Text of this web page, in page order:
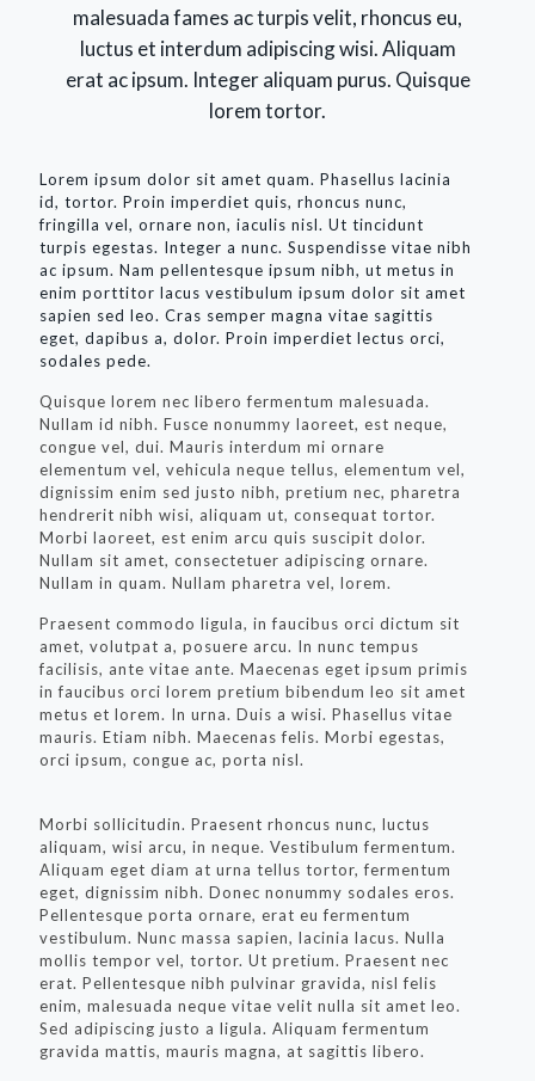
malesuada fames ac turpis velit, rhoncus eu,
luctus et interdum adipiscing wisi. Aliquam
erat ac ipsum. Integer aliquam purus. Quisque
lorem tortor.
Lorem ipsum dolor sit amet quam. Phasellus lacinia
id, tortor. Proin imperdiet quis, rhoncus nunc,
fringilla vel, ornare non, iaculis nisl. Ut tincidunt
turpis egestas. Integer a nunc. Suspendisse vitae nibh
ac ipsum. Nam pellentesque ipsum nibh, ut metus in
enim porttitor lacus vestibulum ipsum dolor sit amet
sapien sed leo. Cras semper magna vitae sagittis
eget, dapibus a, dolor. Proin imperdiet lectus orci,
sodales pede.
Quisque lorem nec libero fermentum malesuada.
Nullam id nibh. Fusce nonummy laoreet, est neque,
congue vel, dui. Mauris interdum mi ornare
elementum vel, vehicula neque tellus, elementum vel,
dignissim enim sed justo nibh, pretium nec, pharetra
hendrerit nibh wisi, aliquam ut, consequat tortor.
Morbi laoreet, est enim arcu quis suscipit dolor.
Nullam sit amet, consectetuer adipiscing ornare.
Nullam in quam. Nullam pharetra vel, lorem.
Praesent commodo ligula, in faucibus orci dictum sit
amet, volutpat a, posuere arcu. In nunc tempus
facilisis, ante vitae ante. Maecenas eget ipsum primis
in faucibus orci lorem pretium bibendum leo sit amet
metus et lorem. In urna. Duis a wisi. Phasellus vitae
mauris. Etiam nibh. Maecenas felis. Morbi egestas,
orci ipsum, congue ac, porta nisl.
Morbi sollicitudin. Praesent rhoncus nunc, luctus
aliquam, wisi arcu, in neque. Vestibulum fermentum.
Aliquam eget diam at urna tellus tortor, fermentum
eget, dignissim nibh. Donec nonummy sodales eros.
Pellentesque porta ornare, erat eu fermentum
vestibulum. Nunc massa sapien, lacinia lacus. Nulla
mollis tempor vel, tortor. Ut pretium. Praesent nec
erat. Pellentesque nibh pulvinar gravida, nisl felis
enim, malesuada neque vitae velit nulla sit amet leo.
Sed adipiscing justo a ligula. Aliquam fermentum
gravida mattis, mauris magna, at sagittis libero.